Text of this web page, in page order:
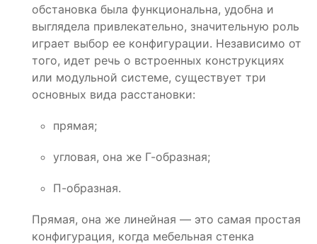
обстановка была функциональна, удобна и
выглядела привлекательно, значительную роль
играет выбор ее конфигурации. Независимо от
того, идет речь о встроенных конструкциях
или модульной системе, существует три
основных вида расстановки:
прямая;
угловая, она же Г-образная;
П-образная.
Прямая, она же линейная — это самая простая
конфигурация, когда мебельная стенка